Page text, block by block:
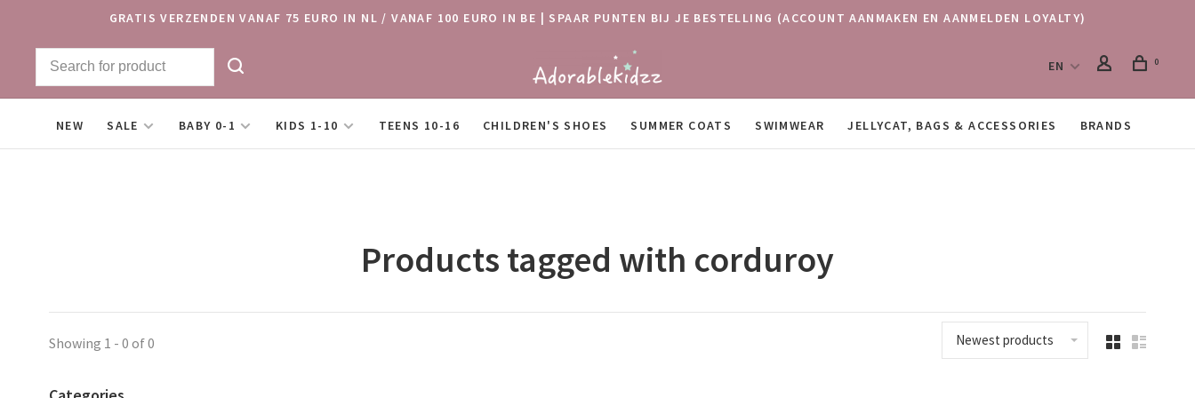
GRATIS VERZENDEN VANAF 75 EURO IN NL / VANAF 100 EURO IN BE | SPAAR PUNTEN BIJ JE BESTELLING (ACCOUNT AANMAKEN EN AANMELDEN LOYALTY)
EN 0
NEW SALE BABY 0-1 KIDS 1-10 TEENS 10-16 CHILDREN'S SHOES SUMMER COATS SWIMWEAR JELLYCAT, BAGS & ACCESSORIES BRANDS
Products tagged with corduroy
Showing 1 - 0 of 0 Newest products